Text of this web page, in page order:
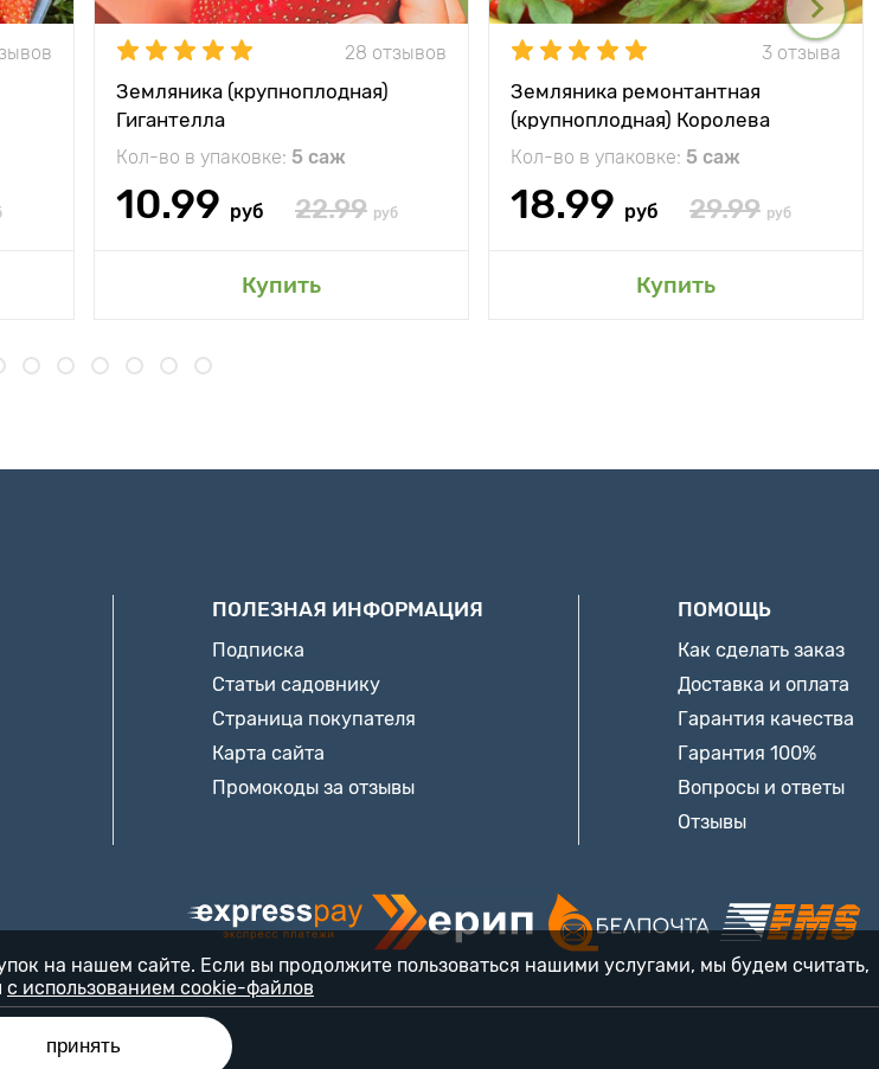
28 отзывов
Земляника (крупноплодная)
Гигантелла
Кол-во в упаковке: 5 саж
10.99 руб 22.99 руб
Купить
3 отзыва
Земляника ремонтантная
(крупноплодная) Королева
Елизавета
Кол-во в упаковке: 5 саж
18.99 руб 29.99 руб
Купить
ПОЛЕЗНАЯ ИНФОРМАЦИЯ
Подписка
Статьи садовнику
Страница покупателя
Карта сайта
Промокоды за отзывы
ПОМОЩЬ
Как сделать заказ
Доставка и оплата
Гарантия качества
Гарантия 100%
Вопросы и ответы
Отзывы
«БЕККЕР™» 24/7
горисполкомом
на нашем сайте. Если вы продолжите пользоваться нашими услугами, мы будем считать,
с использованием cookie-файлов
принять